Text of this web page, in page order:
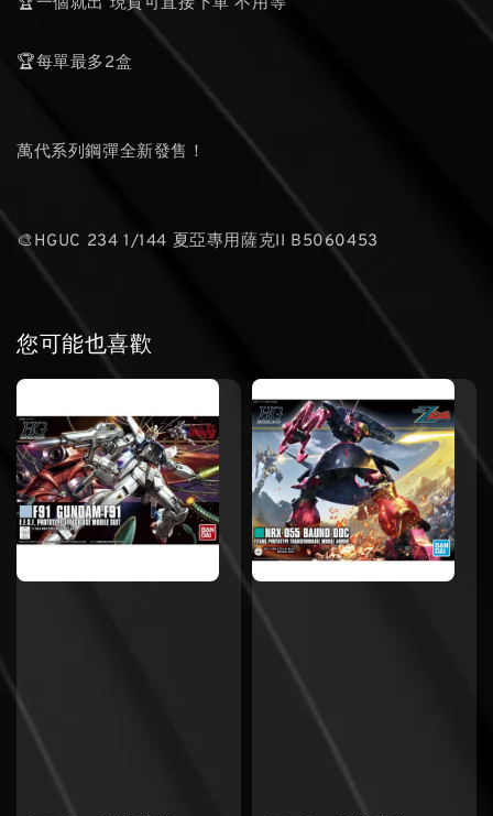
🏆每單最多2盒
萬代系列鋼彈全新發售！
🎨HGUC 234 1/144 夏亞專用薩克II B5060453
您可能也喜歡